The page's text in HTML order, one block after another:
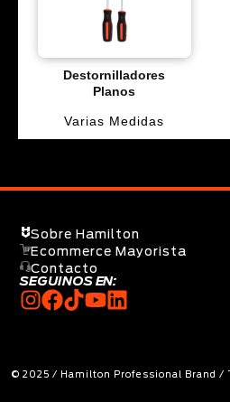
Destornilladores
Planos
Varias Medidas
Sobre Hamilton
Ecommerce Mayorista
Contacto
SEGUINOS EN:
© 2025 / Hamilton Professional Brand /